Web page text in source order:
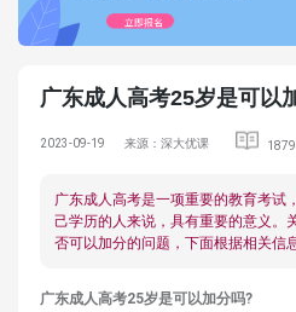
广东成人高考25岁是可以
2023-09-19 来源：深大优课 1879
广东成人高考是一项重要的教育考试
己学历的人来说，具有重要的意义。
否可以加分的问题，下面根据相关信
广东成人高考25岁是可以加分吗?